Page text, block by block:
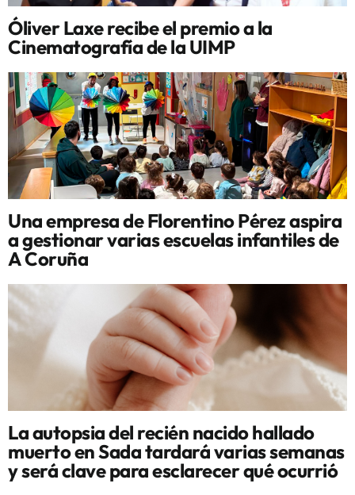
Óliver Laxe recibe el premio a la
Cinematografía de la UIMP
Una empresa de Florentino Pérez aspira
a gestionar varias escuelas infantiles de
A Coruña
La autopsia del recién nacido hallado
muerto en Sada tardará varias semanas
y será clave para esclarecer qué ocurrió